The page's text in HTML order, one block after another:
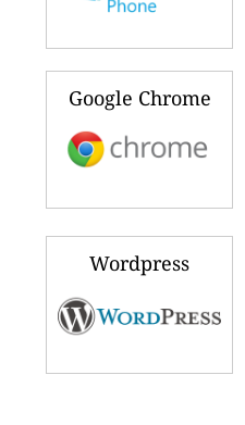
Google Chrome
Wordpress